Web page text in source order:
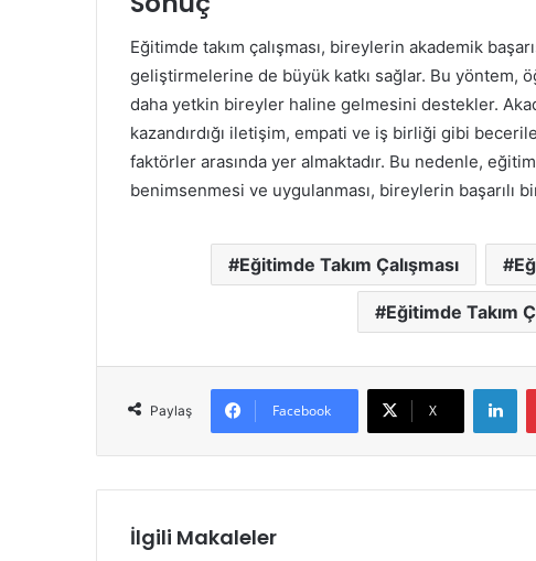
Eğitimde takım çalışması, bireylerin akademik
geliştirmelerine de büyük katkı sağlar. Bu yöntem,
daha yetkin bireyler haline gelmesini destekler.
kazandırdığı iletişim, empati ve iş birliği gibi
faktörler arasında yer almaktadır. Bu nedenle,
benimsenmesi ve uygulanması, bireylerin başarılı
Eğitimde Takım Çalışması
Eğitimde Takım
Paylaş Facebook X
İlgili Makaleler